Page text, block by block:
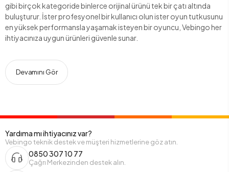
gibi birçok kategoride binlerce orijinal ürünü tek bir çatı altında
buluşturur. İster profesyonel bir kullanıcı olun ister oyun tutkusunu
en yüksek performansla yaşamak isteyen bir oyuncu, Vebingo her
ihtiyacınıza uygun ürünleri güvenle sunar.
Devamını Gör
Yardıma mı ihtiyacınız var?
Vebingo teknik destek ve müşteri hizmetlerine göz atın.
0850 307 10 77
Çağrı Merkezinden destek alın.